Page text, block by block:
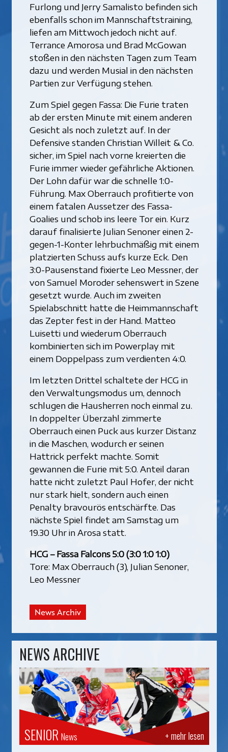
Furlong und Jerry Samalisto befinden sich
ebenfalls schon im Mannschaftstraining,
liefen am Mittwoch jedoch nicht auf.
Terrance Amorosa und Brad McGowan
stoßen in den nächsten Tagen zum Team
dazu und werden Musial in den nächsten
Partien zur Verfügung stehen.
Zum Spiel gegen Fassa: Die Furie traten
ab der ersten Minute mit einem anderen
Gesicht als noch zuletzt auf. In der
Defensive standen Christian Willeit & Co.
sicher, im Spiel nach vorne kreierten die
Furie immer wieder gefährliche Aktionen.
Der Lohn dafür war die schnelle 1:0-
Führung. Max Oberrauch profitierte von
einem fatalen Aussetzer des Fassa-
Goalies und schob ins leere Tor ein. Kurz
darauf finalisierte Julian Senoner einen 2-
gegen-1-Konter lehrbuchmäßig mit einem
platzierten Schuss aufs kurze Eck. Den
3:0-Pausenstand fixierte Leo Messner, der
von Samuel Moroder sehenswert in Szene
gesetzt wurde. Auch im zweiten
Spielabschnitt hatte die Heimmannschaft
das Zepter fest in der Hand. Matteo
Luisetti und wiederum Oberrauch
kombinierten sich im Powerplay mit
einem Doppelpass zum verdienten 4:0.
Im letzten Drittel schaltete der HCG in
den Verwaltungsmodus um, dennoch
schlugen die Hausherren noch einmal zu.
In doppelter Überzahl zimmerte
Oberrauch einen Puck aus kurzer Distanz
in die Maschen, wodurch er seinen
Hattrick perfekt machte. Somit
gewannen die Furie mit 5:0. Anteil daran
hatte nicht zuletzt Paul Hofer, der nicht
nur stark hielt, sondern auch einen
Penalty bravourös entschärfte. Das
nächste Spiel findet am Samstag um
19.30 Uhr in Arosa statt.
HCG – Fassa Falcons 5:0 (3:0 1:0 1:0)
Tore: Max Oberrauch (3), Julian Senoner,
Leo Messner
News Archiv
NEWS ARCHIVE
+ mehr lesen
SENIOR News